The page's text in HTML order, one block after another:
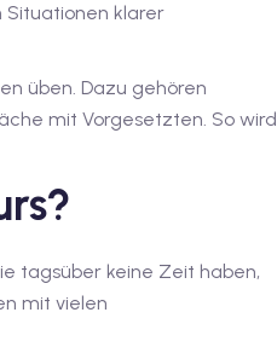
Situationen klarer
üben. Dazu gehören
mit Vorgesetzten. So wird
tagsüber keine Zeit haben,
mit vielen